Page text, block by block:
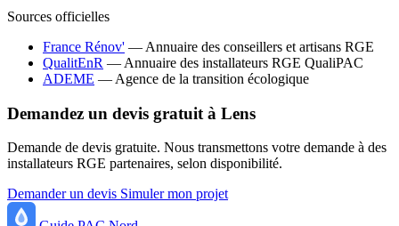
Sources officielles
France Rénov' — Annuaire des conseillers et artisans RGE
QualitEnR — Annuaire des installateurs RGE QualiPAC
ADEME — Agence de la transition écologique
Demandez un devis gratuit à Lens
Demande de devis gratuite. Nous transmettons votre demande à des
installateurs RGE partenaires, selon disponibilité.
Demander un devis Simuler mon projet